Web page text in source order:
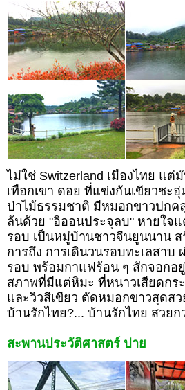
ไม่ใช่ Switzerland เมืองไทย แ
เทือกเขา ดอย ที่แข่งกันเขียวชะ
ป่าไม้ธรรมชาติ มีหมอกขาวปกค
ล้นด้วย "อิออนประจุลบ" หายใจ
รอบ เป็นหมู่บ้านชาวจีนยูนนาน
การถึง การเดินวนรอบทะเลสา
รอบ พร้อมกาแฟร้อน ๆ สักจอกอ
สภาพที่มีแต่หิมะ ที่หนาวเสียดกร
และวิวสีเขียว ตัดหมอกขาวสุดส
บ้านรักไทย?... บ้านรักไทย สวย
สะพานประวัติศาสตร์ ปาย